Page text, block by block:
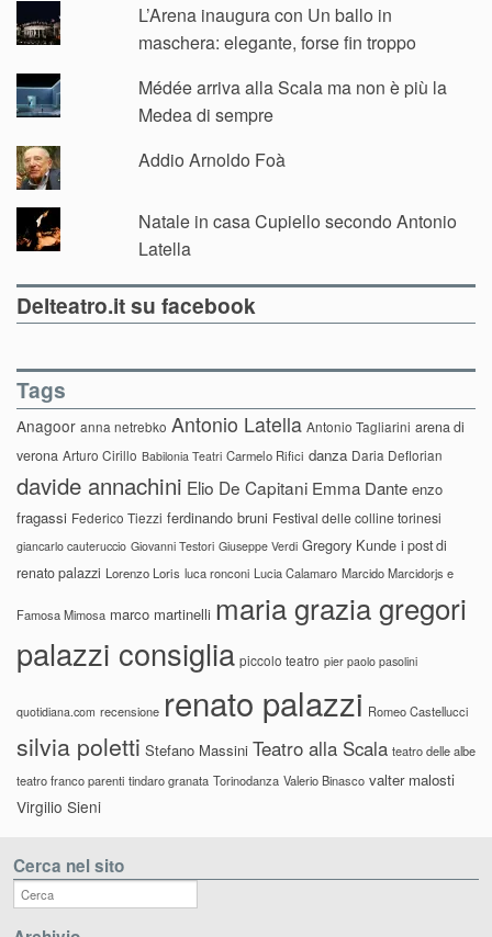
L’Arena inaugura con Un ballo in
maschera: elegante, forse fin troppo
Médée arriva alla Scala ma non è più la
Medea di sempre
Addio Arnoldo Foà
Natale in casa Cupiello secondo Antonio
Latella
Delteatro.it su facebook
Tags
Anagoor anna netrebko Antonio Latella Antonio Tagliarini arena di
verona Arturo Cirillo Babilonia Teatri Carmelo Rifici danza Daria Deflorian
davide annachini Elio De Capitani Emma Dante enzo
fragassi Federico Tiezzi ferdinando bruni Festival delle colline torinesi
giancarlo cauteruccio Giovanni Testori Giuseppe Verdi Gregory Kunde i post di
renato palazzi Lorenzo Loris luca ronconi Lucia Calamaro Marcido Marcidorjs e
Famosa Mimosa marco martinelli maria grazia gregori
palazzi consiglia piccolo teatro pier paolo pasolini
quotidiana.com recensione renato palazzi Romeo Castellucci
silvia poletti Stefano Massini Teatro alla Scala teatro delle albe
teatro franco parenti tindaro granata Torinodanza Valerio Binasco valter malosti
Virgilio Sieni
Cerca nel sito